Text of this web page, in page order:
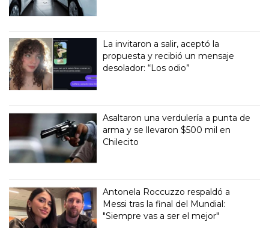
La invitaron a salir, aceptó la
propuesta y recibió un mensaje
desolador: “Los odio”
Asaltaron una verdulería a punta de
arma y se llevaron $500 mil en
Chilecito
Antonela Roccuzzo respaldó a
Messi tras la final del Mundial:
"Siempre vas a ser el mejor"